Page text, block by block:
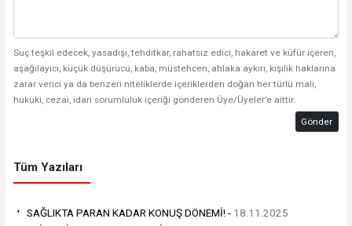
Suç teşkil edecek, yasadışı, tehditkar, rahatsız edici, hakaret ve küfür içeren,
aşağılayıcı, küçük düşürücü, kaba, müstehcen, ahlaka aykırı, kişilik haklarına
zarar verici ya da benzeri niteliklerde içeriklerden doğan her türlü mali,
hukuki, cezai, idari sorumluluk içeriği gönderen Üye/Üyeler’e aittir.
Gönder
Tüm Yazıları
SAĞLIKTA PARAN KADAR KONUŞ DÖNEMİ! - 18.11.2025